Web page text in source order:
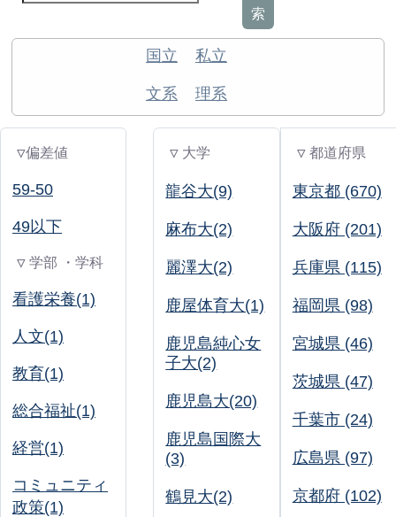
索
国立 私立
文系 理系
▽偏差値
59-50
49以下
▽ 学部 ・学科
看護栄養(1)
人文(1)
教育(1)
総合福祉(1)
経営(1)
コミュニティ
政策(1)
▽ 大学
龍谷大(9)
麻布大(2)
麗澤大(2)
鹿屋体育大(1)
鹿児島純心女
子大(2)
鹿児島大(20)
鹿児島国際大
(3)
鶴見大(2)
▽ 都道府県
東京都 (670)
大阪府 (201)
兵庫県 (115)
福岡県 (98)
宮城県 (46)
茨城県 (47)
千葉市 (24)
広島県 (97)
京都府 (102)